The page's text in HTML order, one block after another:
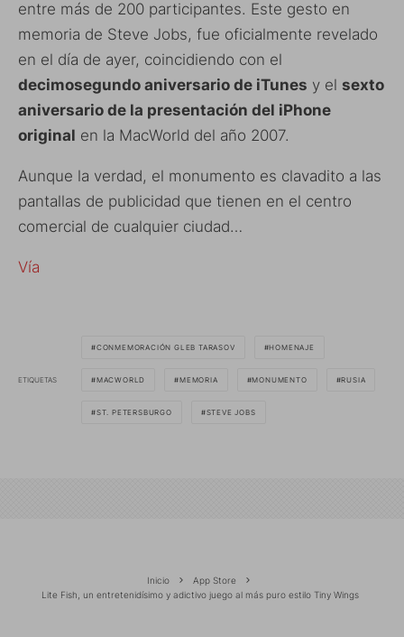
entre más de 200 participantes. Este gesto en
memoria de Steve Jobs, fue oficialmente revelado
en el día de ayer, coincidiendo con el
decimosegundo aniversario de iTunes y el sexto
aniversario de la presentación del iPhone
original en la MacWorld del año 2007.
Aunque la verdad, el monumento es clavadito a las
pantallas de publicidad que tienen en el centro
comercial de cualquier ciudad…
Vía
ETIQUETAS
CONMEMORACIÓN GLEB TARASOV HOMENAJE
MACWORLD MEMORIA MONUMENTO RUSIA
ST. PETERSBURGO STEVE JOBS
Inicio
App Store
Lite Fish, un entretenidísimo y adictivo juego al más puro estilo Tiny Wings